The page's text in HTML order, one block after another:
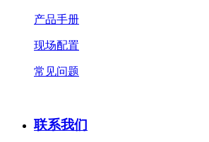
产品手册
现场配置
常见问题
联系我们